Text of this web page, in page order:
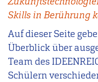
Skills in Berührung
Auf dieser Seite
Überblick über
Team des
Schülern